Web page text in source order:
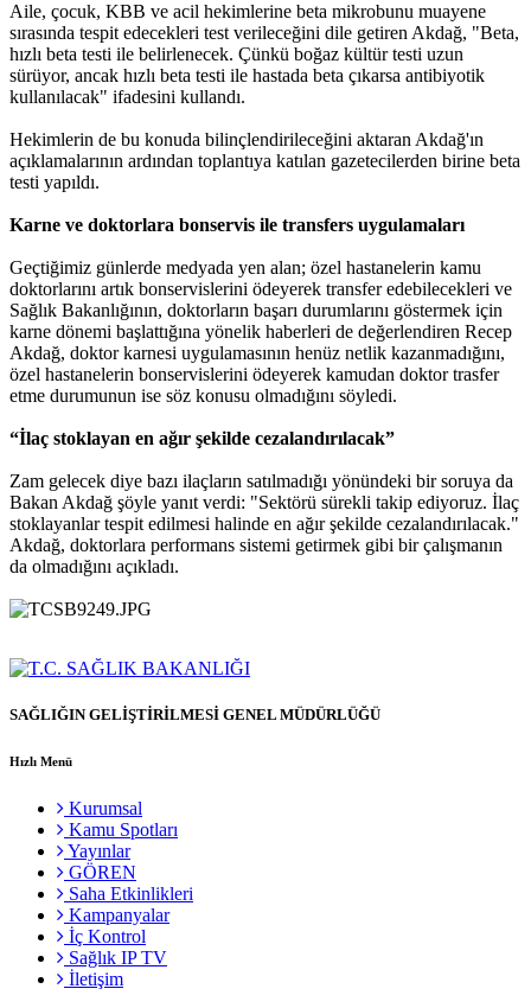
Aile, çocuk, KBB ve acil hekimlerine beta mikrobunu muayene
sırasında tespit edecekleri test verileceğini dile getiren Akdağ, "Beta,
hızlı beta testi ile belirlenecek. Çünkü boğaz kültür testi uzun
sürüyor, ancak hızlı beta testi ile hastada beta çıkarsa antibiyotik
kullanılacak" ifadesini kullandı.
Hekimlerin de bu konuda bilinçlendirileceğini aktaran Akdağ'ın
açıklamalarının ardından toplantıya katılan gazetecilerden birine beta
testi yapıldı.
Karne ve doktorlara bonservis ile transfers uygulamaları
Geçtiğimiz günlerde medyada yen alan; özel hastanelerin kamu
doktorlarını artık bonservislerini ödeyerek transfer edebilecekleri ve
Sağlık Bakanlığının, doktorların başarı durumlarını göstermek için
karne dönemi başlattığına yönelik haberleri de değerlendiren Recep
Akdağ, doktor karnesi uygulamasının henüz netlik kazanmadığını,
özel hastanelerin bonservislerini ödeyerek kamudan doktor trasfer
etme durumunun ise söz konusu olmadığını söyledi.
“İlaç stoklayan en ağır şekilde cezalandırılacak”
Zam gelecek diye bazı ilaçların satılmadığı yönündeki bir soruya da
Bakan Akdağ şöyle yanıt verdi: "Sektörü sürekli takip ediyoruz. İlaç
stoklayanlar tespit edilmesi halinde en ağır şekilde cezalandırılacak."
Akdağ, doktorlara performans sistemi getirmek gibi bir çalışmanın
da olmadığını açıkladı.
SAĞLIĞIN GELİŞTİRİLMESİ GENEL MÜDÜRLÜĞÜ
Hızlı Menü
Kurumsal
Kamu Spotları
Yayınlar
GÖREN
Saha Etkinlikleri
Kampanyalar
İç Kontrol
Sağlık IP TV
İletişim